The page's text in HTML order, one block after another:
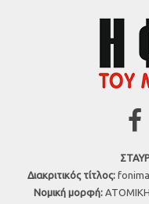
Διακριτικός τίτλος:
Νομική μορφή: ΑΤΟΜΙΚΗ